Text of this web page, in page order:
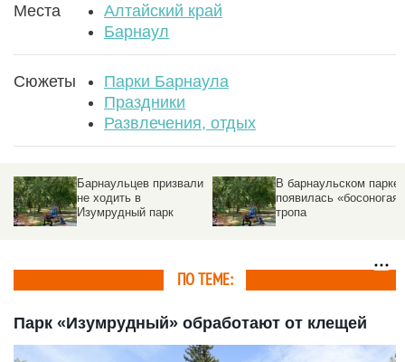
Места
Алтайский край
Барнаул
Сюжеты
Парки Барнаула
Праздники
Развлечения, отдых
Барнаульцев призвали
не ходить в
Изумрудный парк
В барнаульском парке
появилась «босоногая»
тропа
ПО ТЕМЕ:
Парк «Изумрудный» обработают от клещей